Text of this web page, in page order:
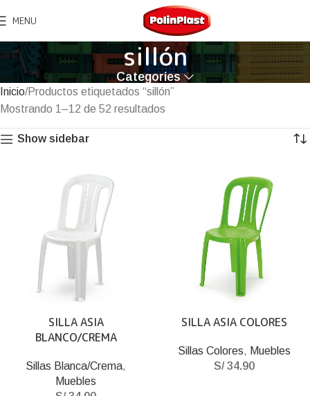
MENU
sillón
Categories
Inicio Productos etiquetados “sillón”
Mostrando 1–12 de 52 resultados
Show sidebar
SILLA ASIA
BLANCO/CREMA
Sillas Blanca/Crema,
Muebles
SILLA ASIA COLORES
Sillas Colores, Muebles
S/34.90